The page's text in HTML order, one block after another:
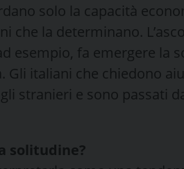
solo la capacità
che la determinano.
esempio, fa emergere la
Gli italiani che chiedono
stranieri e sono passati
solitudine?